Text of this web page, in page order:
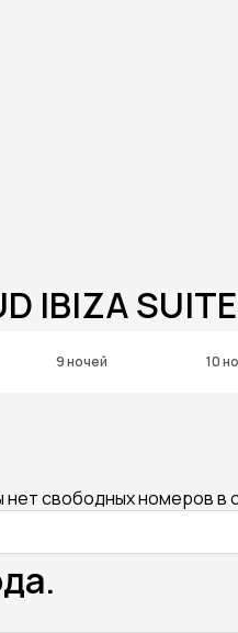
IBIZA
9 ночей 10
свободных номеров в